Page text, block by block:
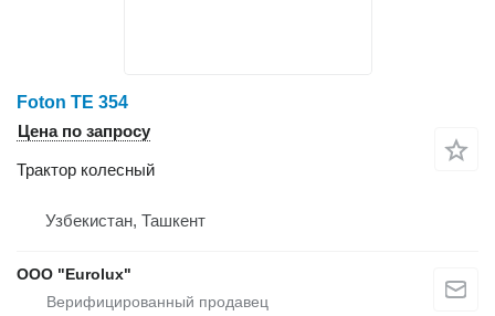
Foton TE 354
Цена по запросу
Трактор колесный
Узбекистан, Ташкент
ООО "Eurolux"